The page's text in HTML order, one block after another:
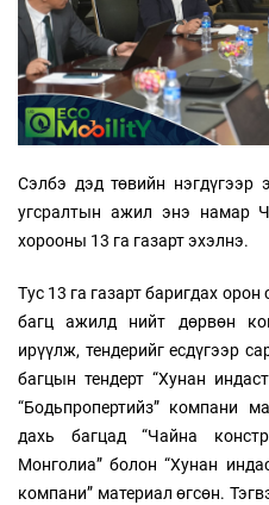
Сэлбэ дэд төвийн нэгдүгээр
угсралтын ажил энэ намар
хорооны 13 га газарт эхэлнэ.
Тус 13 га газарт баригдах
багц ажилд нийт дөрвөн
ирүүлж, тендерийг есдүгээр
багцын тендерт “Хунан
“Бодьпропертийз” компани
дахь багцад “Чайна
Монголиа” болон “Хунан
компани” материал өгсөн.